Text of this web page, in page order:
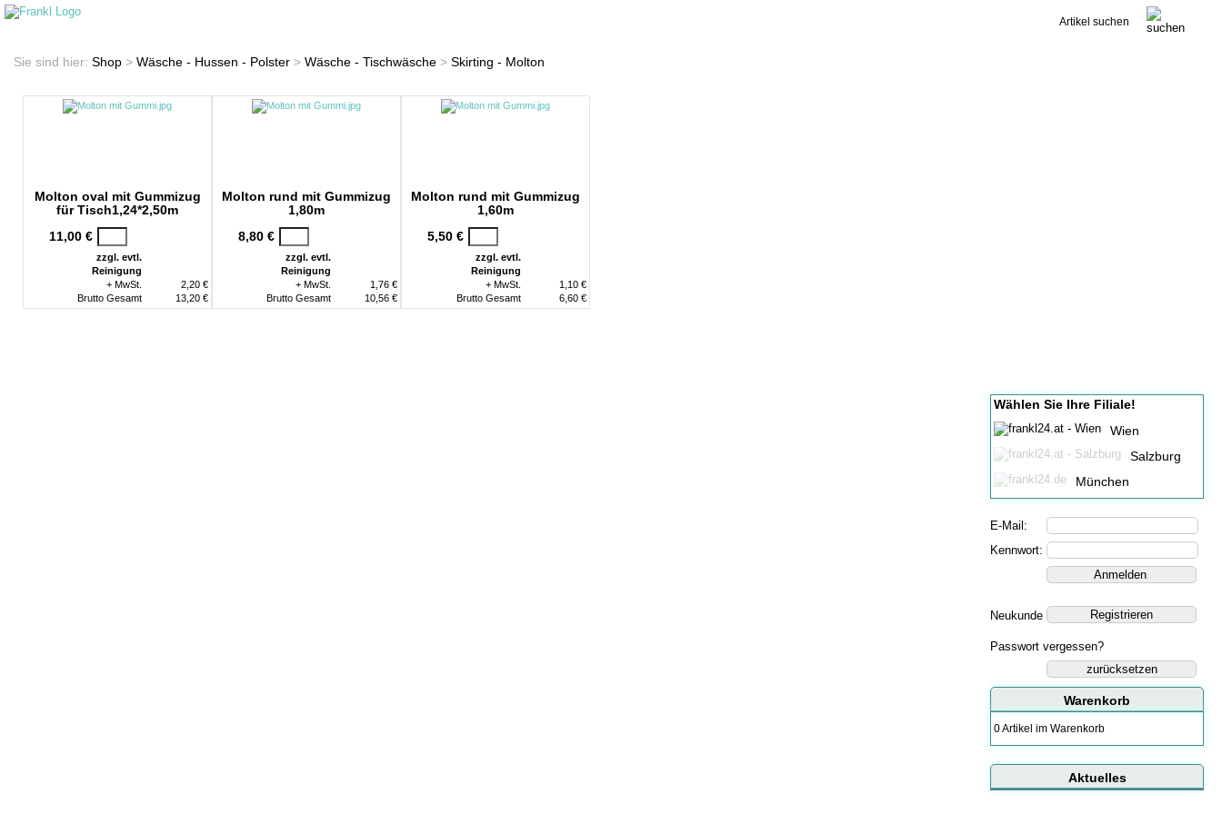
Sie sind hier: Shop > Wäsche - Hussen - Polster > Wäsche - Tischwäsche > Skirting - Molton
Molton oval mit Gummizug
für Tisch1,24*2,50m
11,00 €
zzgl. evtl.
Reinigung
+ MwSt.
2,20 €
Brutto Gesamt
13,20 €
Molton rund mit Gummizug
1,80m
8,80 €
zzgl. evtl.
Reinigung
+ MwSt.
1,76 €
Brutto Gesamt
10,56 €
Molton rund mit Gummizug
1,60m
5,50 €
zzgl. evtl.
Reinigung
+ MwSt.
1,10 €
Brutto Gesamt
6,60 €
Wählen Sie Ihre Filiale!
Wien
Salzburg
München
E-Mail:
Kennwort:
Neukunde
Passwort vergessen?
zurücksetzen
Warenkorb
0 Artikel im Warenkorb
Aktuelles